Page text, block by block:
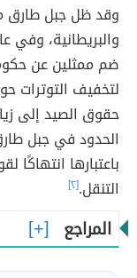
وقد ظل جبل طارق
ضم ممثلين عن
حقوق الصيد إلى
الحدود في جبل
باعتبارها انتهاكًا
التنقل.[٢]
المراجع